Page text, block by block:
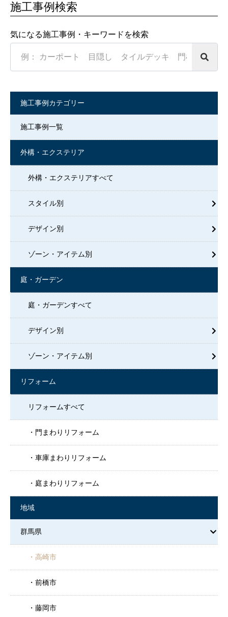
施工事例検索
気になる施工事例・キーワードを検索
Search
https://www.souensha.co.jp/
施工事例カテゴリー
施工事例一覧
外構・エクステリア
外構・エクステリアすべて
スタイル別
デザイン別
ゾーン・アイテム別
庭・ガーデン
庭・ガーデンすべて
デザイン別
ゾーン・アイテム別
リフォーム
リフォームすべて
門まわりリフォーム
車庫まわりリフォーム
庭まわりリフォーム
地域
群馬県
高崎市
前橋市
藤岡市